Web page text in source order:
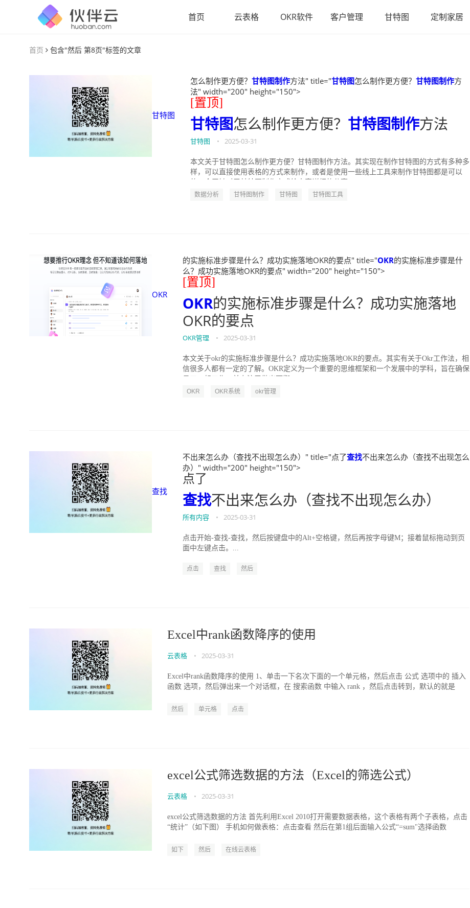
首页 云表格 OKR软件 客户管理 甘特图 定制家居
首页 包含"然后 第8页"标签的文章
甘特图
怎么制作更方便？ 甘特图制作方法" title="甘特图怎么制作更方便？ 甘特图制作方
法" width="200" height="150">
[置顶]
甘特图怎么制作更方便？ 甘特图制作方法
甘特图 • 2025-03-31
本文关于甘特图怎么制作更方便？甘特图制作方法。其实现在制作甘特图的方式有多种多
样，可以直接使用表格的方式来制作，或者是使用一些线上工具来制作甘特图都是可以
数据分析 甘特图制作 甘特图 甘特图工具
OKR
的实施标准步骤是什么？成功实施落地OKR的要点" title="OKR的实施标准步骤是什
么？成功实施落地OKR的要点" width="200" height="150">
[置顶]
OKR的实施标准步骤是什么？成功实施落地
OKR的要点
OKR管理 • 2025-03-31
本文关于okr的实施标准步骤是什么？成功实施落地OKR的要点。其实有关于Okr工作法，相
信很多人都有一定的了解。OKR定义为一个重要的思维框架和一个发展中的学科，旨在确保
OKR OKR系统 okr管理
查找
不出来怎么办（查找不出现怎么办）" title="点了查找不出来怎么办（查找不出现怎么
办）" width="200" height="150">
点了
查找不出来怎么办（查找不出现怎么办）
所有内容 • 2025-03-31
点击开始-查找-查找，然后按键盘中的Alt+空格键，然后再按字母键M；接着鼠标拖动到页
面中左键点击。...
点击 查找 然后
Excel中rank函数降序的使用
云表格 • 2025-03-31
Excel中rank函数降序的使用 1、单击一下名次下面的一个单元格，然后点击 公式 选项中的 插入
函数 选项，然后弹出来一个对话框，在 搜索函数 中输入 rank ，然后点击转到，默认的就是
然后 单元格 点击
excel公式筛选数据的方法（Excel的筛选公式）
云表格 • 2025-03-31
excel公式筛选数据的方法 首先利用Excel 2010打开需要数据表格，这个表格有两个子表格，点击
“统计”（如下图） 手机如何做表格：点击查看 然后在第1组后面输入公式“=sum"选择函数
如下 然后 在线云表格